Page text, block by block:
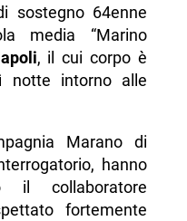
sostegno 64enne
media “Marino
, il cui corpo è
notte intorno alle
Marano di
hanno
il collaboratore
fortemente